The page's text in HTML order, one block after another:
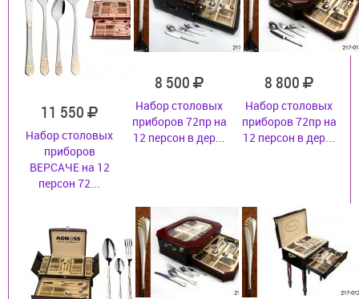
11 550
Набор столовых
приборов
ВЕРСАЧЕ на 12
персон 72...
8 500
Набор столовых
приборов 72пр на
12 персон в дер...
8 800
Набор столовых
приборов 72пр на
12 персон в дер...